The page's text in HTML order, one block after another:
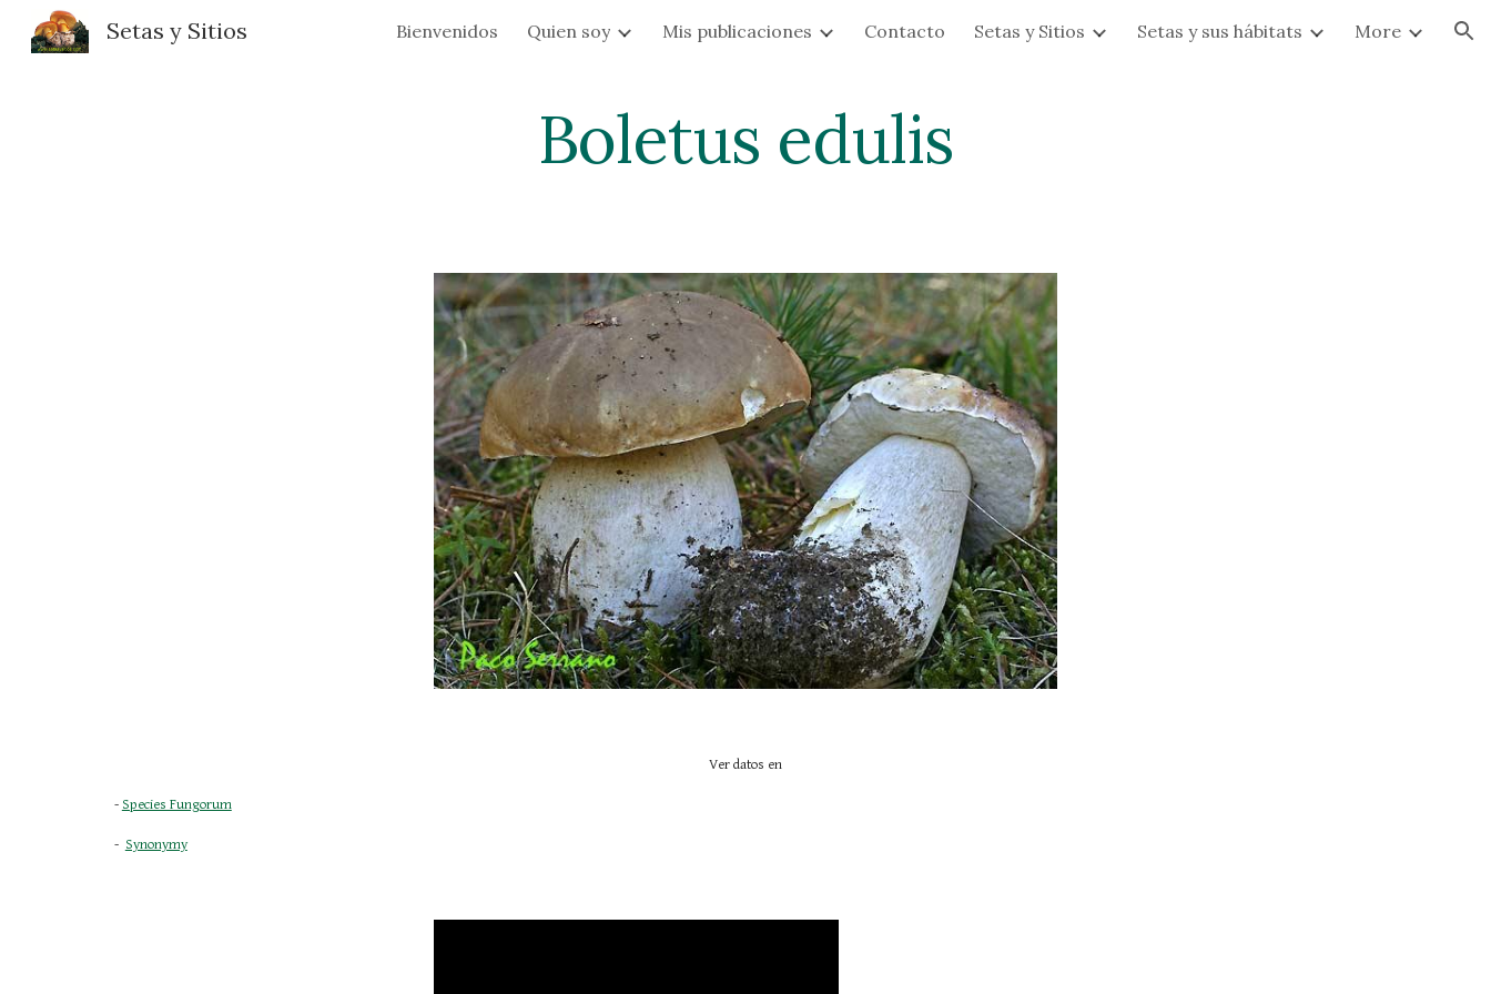
Skip to main content Skip to navigation
Setas y Sitios Bienvenidos Quien soy Mis publicaciones Contacto Setas y Sitios Setas y sus hábitats More
Boletus edulis
Ver datos en
- Species Fungorum
- Synonymy